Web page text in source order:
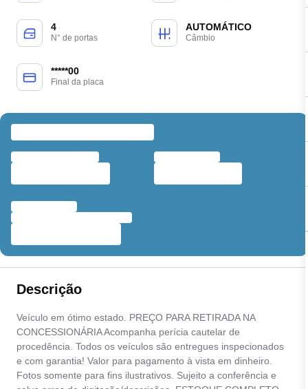
4
N° de portas
AUTOMÁTICO
Câmbio
*****00
Final da placa
Descrição
Veículo em ótimo estado. PREÇO PARA RETIRADA NA
CONCESSIONÁRIA Acompanha perícia cautelar de
procedência. Todos os veículos são entregues inspecionados
e com garantia! Valor para pagamento à vista em dinheiro.
Fotos somente para fins ilustrativos. Sujeito a conferência e